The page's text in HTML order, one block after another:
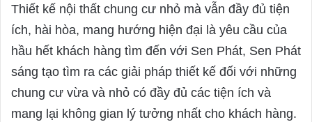
Thiết kế nội thất chung cư nhỏ mà vẫn đầy đủ tiện
ích, hài hòa, mang hướng hiện đại là yêu cầu của
hầu hết khách hàng tìm đến với Sen Phát, Sen Phát
sáng tạo tìm ra các giải pháp thiết kế đối với những
chung cư vừa và nhỏ có đầy đủ các tiện ích và
mang lại không gian lý tưởng nhất cho khách hàng.